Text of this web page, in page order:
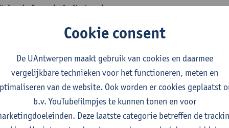
du français écrit et oral
Katrien Lievois Isa Van Acker
genres, discours en langue française
1E/2E SEM
studiepunten
Kris Peeters
verplichte opleidingsonderdelen
Cookie consent
De UAntwerpen maakt gebruik van cookies en daarmee
vergelijkbare technieken voor het functioneren, meten en
van de website. Ook worden er cookies geplaatst
b.v. YouTubefilmpjes te kunnen tonen en voor
Deze laatste categorie betreffen de